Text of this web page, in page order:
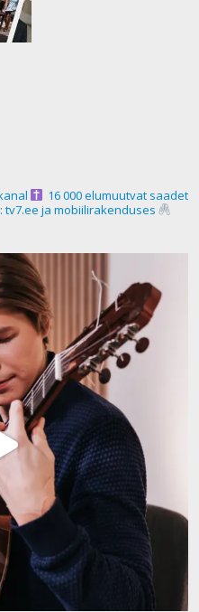
16 000 elumuutvat saadet
tv7.ee ja mobiilirakenduses